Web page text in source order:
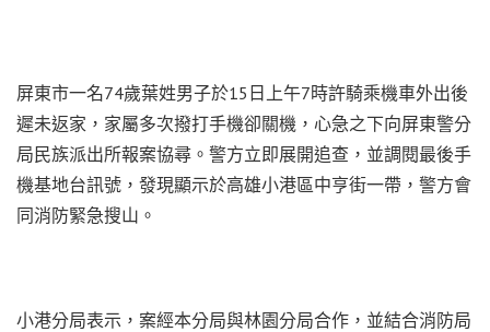
屏東市一名74歲葉姓男子於15日上午7時許騎乘機車外出後
遲未返家，家屬多次撥打手機卻關機，心急之下向屏東警分
局民族派出所報案協尋。警方立即展開追查，並調閱最後手
機基地台訊號，發現顯示於高雄小港區中亨街一帶，警方會
同消防緊急搜山。
小港分局表示，案經本分局與林園分局合作，並結合消防局